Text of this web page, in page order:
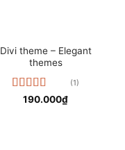
Divi theme – Elegant
themes
Được xếp
(1)
190.000₫